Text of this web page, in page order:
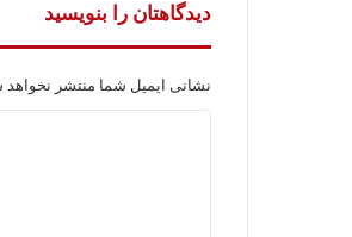
دیدگاهتان را بنویسید
نشانی ایمیل شما منتشر نخواهد